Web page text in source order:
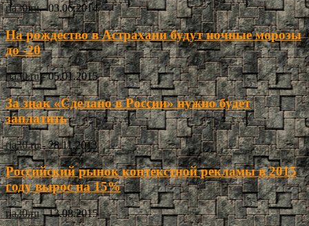
ria30.ru - 03.06.2014
На рождество в Астрахани будут ночные морозы
до -20
ria30.ru - 05.01.2015
За знак «Сделано в России» нужно будет
заплатить
ria30.ru - 28.11.2013
Российский рынок контекстной рекламы в 2015
году вырос на 15%
ria30.ru - 13.08.2015